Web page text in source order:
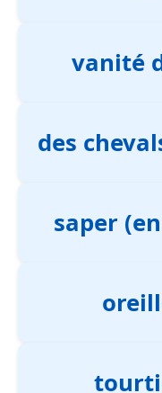
vanité
des
saper